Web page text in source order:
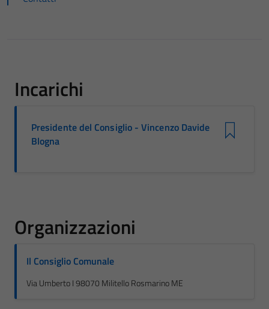
Incarichi
Presidente del Consiglio - Vincenzo Davide
Blogna
Organizzazioni
Il Consiglio Comunale
Via Umberto I 98070 Militello Rosmarino ME